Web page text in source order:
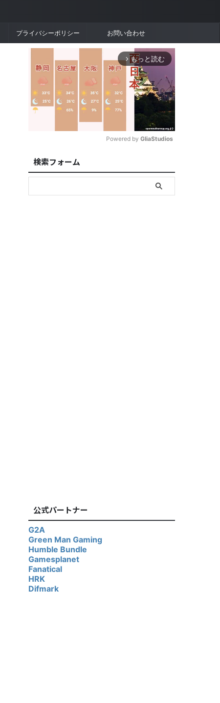
プライバシーポリシー お問い合わせ
arrow_forward_ios もっと読む
u
t
Powered by GliaStudios
検索フォーム
公式パートナー
G2A
Green Man Gaming
Humble Bundle
Gamesplanet
Fanatical
HRK
Difmark